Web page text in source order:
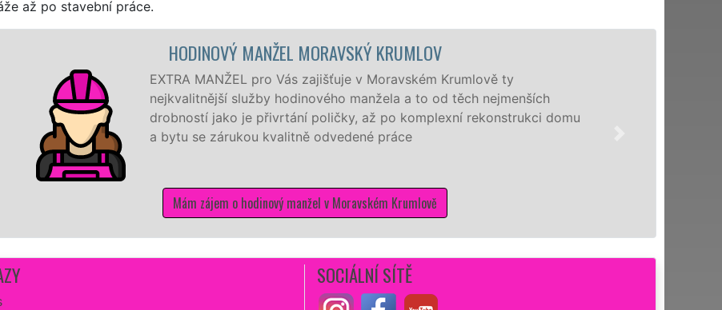
až po stavební práce.
MANŽEL MORAVSKÝ KRUMLOV
MANŽEL pro Vás zajišťuje v Moravském Krumlově ty
služby hodinového manžela a to od těch nejmenších
jako je přivrtání poličky, až po komplexní rekonstrukci domu
se zárukou kvalitně odvedené práce
zájem o hodinový manžel v Moravském Krumlově
SOCIÁLNÍ SÍTĚ